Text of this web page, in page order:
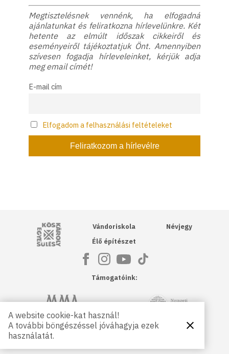
Megtisztelésnek vennénk, ha elfogadná
ajánlatunkat és feliratkozna hírlevelünkre. Két
hetente az elmúlt időszak cikkeiről és
eseményeiről tájékoztatjuk Önt. Amennyiben
szívesen fogadja hírleveleinket, kérjük adja
meg email címét!
E-mail cím
Elfogadom a felhasználási feltételeket
Kós Károly Egyesülés
Vándoriskola
Élő építészet
Névjegy
Támogatóink:
Magyar Művészeti Akadémia NKA
Petőfi Kulturális Ügynökség
A website cookie-kat használ!
A további böngészéssel jóváhagyja ezek
használatát.
Bezárás